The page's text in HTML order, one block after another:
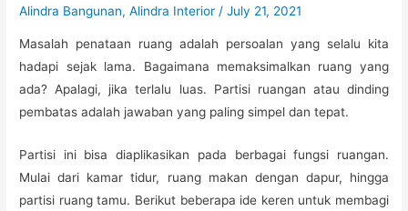
Alindra Bangunan,Alindra Interior /July 21, 2021
Masalah penataan ruang adalah persoalan yang selalu kita
hadapi sejak lama. Bagaimana memaksimalkan ruang yang
ada? Apalagi, jika terlalu luas. Partisi ruangan atau dinding
pembatas adalah jawaban yang paling simpel dan tepat.
Partisi ini bisa diaplikasikan pada berbagai fungsi ruangan.
Mulai dari kamar tidur, ruang makan dengan dapur, hingga
partisi ruang tamu. Berikut beberapa ide keren untuk membagi